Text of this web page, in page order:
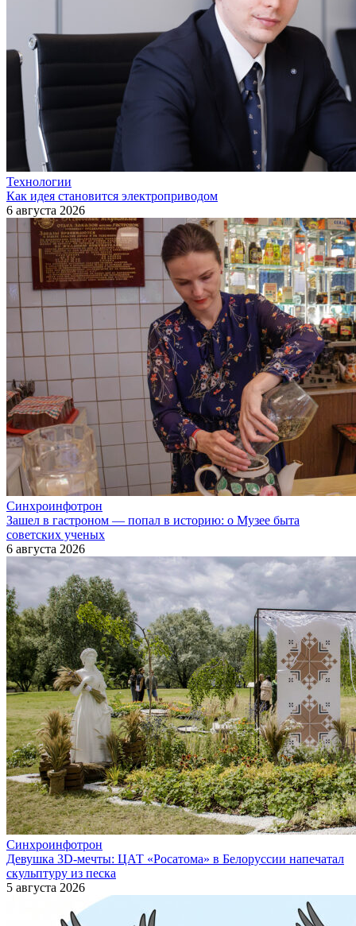
Технологии
Как идея становится электроприводом
6 августа 2026
Синхроинфотрон
Зашел в гастроном — попал в историю: о Музее быта
советских ученых
6 августа 2026
Синхроинфотрон
Девушка 3D-мечты: ЦАТ «Росатома» в Белоруссии напечатал
скульптуру из песка
5 августа 2026